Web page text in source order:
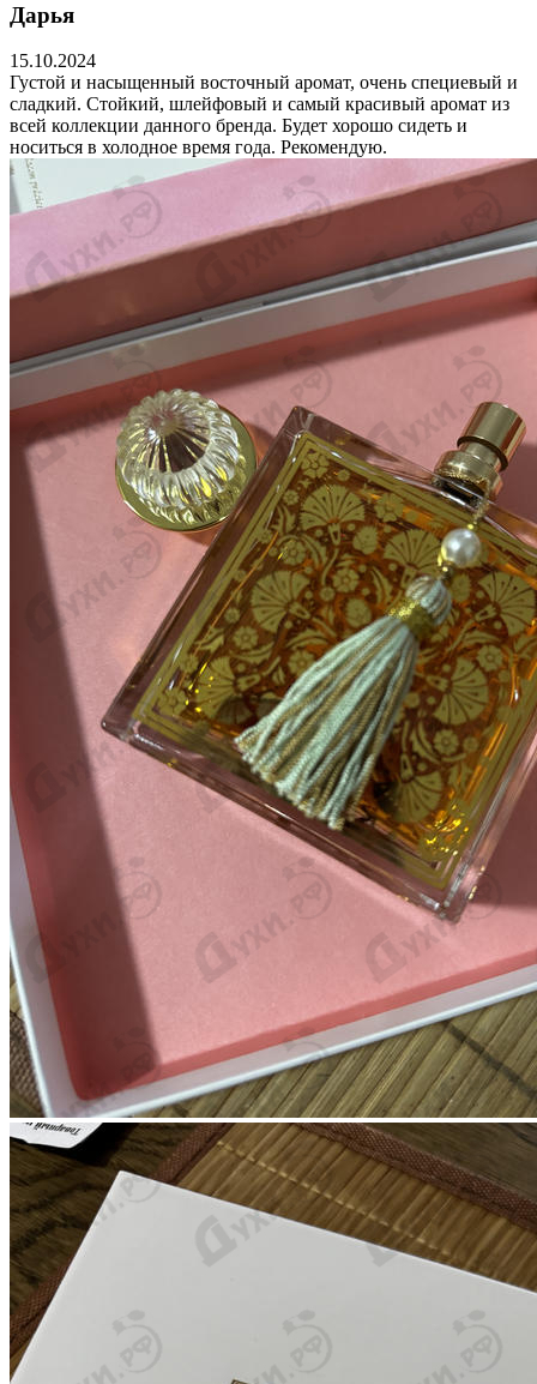
Дарья
15.10.2024
Густой и насыщенный восточный аромат, очень специевый и
сладкий. Стойкий, шлейфовый и самый красивый аромат из
всей коллекции данного бренда. Будет хорошо сидеть и
носиться в холодное время года. Рекомендую.